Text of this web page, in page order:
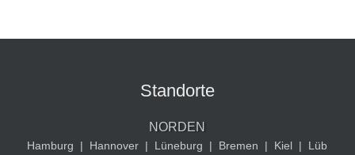
Standorte
NORDEN
Hamburg | Hannover | Lüneburg | Bremen | Kiel |
Lüb